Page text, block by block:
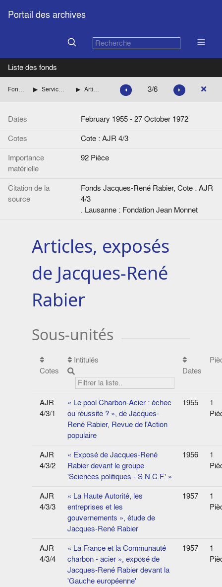
Portail des archives
Liste des fonds
Fonds Jacques-René Rabier Service de presse et d'information de la Haute Autorité puis des Communautés européennes Articles, exposés de Jacques-René Rabier 3/6
Dates
February 1955 - 27 October 1972
Cotes
Cote : AJR 4/3
Importance
matérielle
92 Pièce
Citation de la
source
Fonds Jacques-René Rabier, Cote : AJR
4/3
. Lausanne : Fondation Jean Monnet
Articles, exposés
de Jacques-René
Rabier
Sous-unités
Cotes
Intitulés
Dates
AJR
4/3/1
« Le pool Charbon-Acier : échec
ou réussite ? », de Jacques-
René Rabier, Revue de l'Action
populaire
1955
1
AJR
4/3/2
« Exposé de Jacques-René
Rabier devant le groupe
'Sciences politiques - S.N.C.F.' »
1956
1
AJR
4/3/3
« La Haute Autorité, les
entreprises et les
gouvernements », étude de
Jacques-René Rabier
1957
1
AJR
4/3/4
« La France et la Communauté
charbon - acier », exposé de
Jacques-René Rabier devant la
'Gauche européenne'
1957
1